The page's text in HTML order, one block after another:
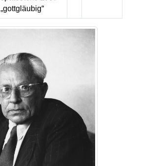
„gottgläubig“